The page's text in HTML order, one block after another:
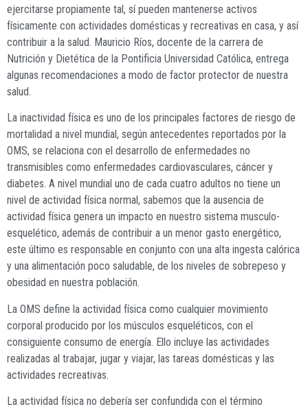
ejercitarse propiamente tal, sí pueden mantenerse activos
físicamente con actividades domésticas y recreativas en casa, y así
contribuir a la salud. Mauricio Ríos, docente de la carrera de
Nutrición y Dietética de la Pontificia Universidad Católica, entrega
algunas recomendaciones a modo de factor protector de nuestra
salud.
La inactividad física es uno de los principales factores de riesgo de
mortalidad a nivel mundial, según antecedentes reportados por la
OMS, se relaciona con el desarrollo de enfermedades no
transmisibles como enfermedades cardiovasculares, cáncer y
diabetes. A nivel mundial uno de cada cuatro adultos no tiene un
nivel de actividad física normal, sabemos que la ausencia de
actividad física genera un impacto en nuestro sistema musculo-
esquelético, además de contribuir a un menor gasto energético,
este último es responsable en conjunto con una alta ingesta calórica
y una alimentación poco saludable, de los niveles de sobrepeso y
obesidad en nuestra población.
La OMS define la actividad física como cualquier movimiento
corporal producido por los músculos esqueléticos, con el
consiguiente consumo de energía. Ello incluye las actividades
realizadas al trabajar, jugar y viajar, las tareas domésticas y las
actividades recreativas.
La actividad física no debería ser confundida con el término